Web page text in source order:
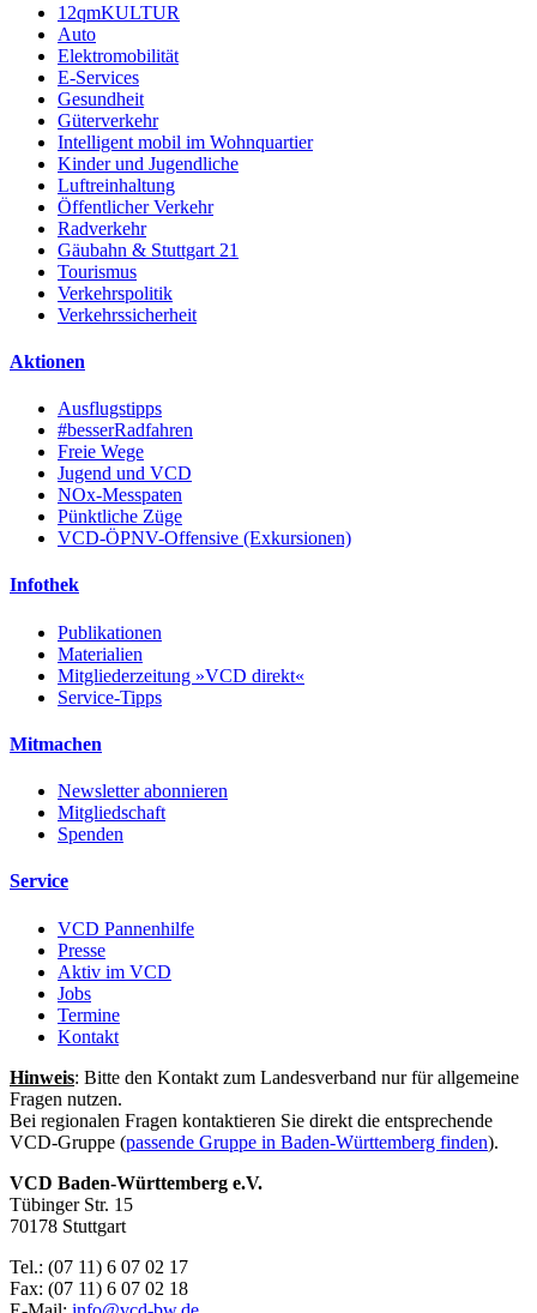
12qmKULTUR
Auto
Elektromobilität
E-Services
Gesundheit
Güterverkehr
Intelligent mobil im Wohnquartier
Kinder und Jugendliche
Luftreinhaltung
Öffentlicher Verkehr
Radverkehr
Gäubahn & Stuttgart 21
Tourismus
Verkehrspolitik
Verkehrssicherheit
Aktionen
Ausflugstipps
#besserRadfahren
Freie Wege
Jugend und VCD
NOx-Messpaten
Pünktliche Züge
VCD-ÖPNV-Offensive (Exkursionen)
Infothek
Publikationen
Materialien
Mitgliederzeitung »VCD direkt«
Service-Tipps
Mitmachen
Newsletter abonnieren
Mitgliedschaft
Spenden
Service
VCD Pannenhilfe
Presse
Aktiv im VCD
Jobs
Termine
Kontakt
Hinweis: Bitte den Kontakt zum Landesverband nur für allgemeine
Fragen nutzen.
Bei regionalen Fragen kontaktieren Sie direkt die entsprechende
VCD-Gruppe (passende Gruppe in Baden-Württemberg finden).
VCD Baden-Württemberg e.V.
Tübinger Str. 15
70178 Stuttgart
Tel.: (07 11) 6 07 02 17
Fax: (07 11) 6 07 02 18